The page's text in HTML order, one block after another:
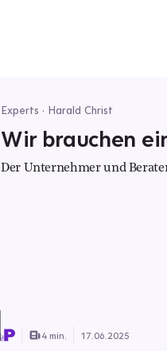
Experts · Harald Christ
Wir brauchen
Der Unternehmer und
4 min. 17.06.2025